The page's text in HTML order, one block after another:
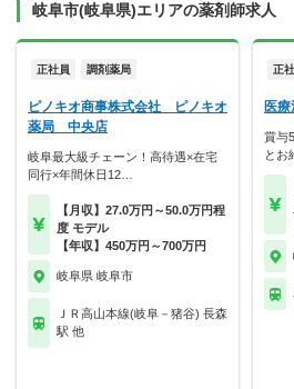
岐阜市(岐阜県)エリアの薬剤師求人
正社員 調剤薬局
ピノキオ商事株式会社 ピノキオ
薬局 中央店
岐阜最大級チェーン！高待遇×在宅
同行×年間休日12…
【月収】27.0万円～50.0万円程
度 モデル
【年収】450万円～700万円
岐阜県 岐阜市
ＪＲ高山本線(岐阜－猪谷) 長森
駅 他
正
医
賞与
とお